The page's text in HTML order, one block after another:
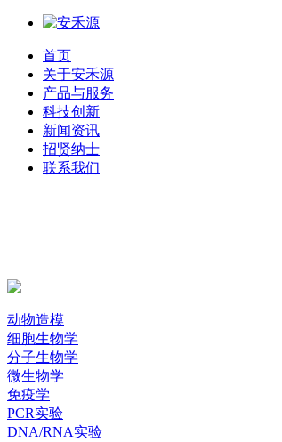
首页
关于安禾源
产品与服务
科技创新
新闻资讯
招贤纳士
联系我们
动物造模
细胞生物学
分子生物学
微生物学
免疫学
PCR实验
DNA/RNA实验